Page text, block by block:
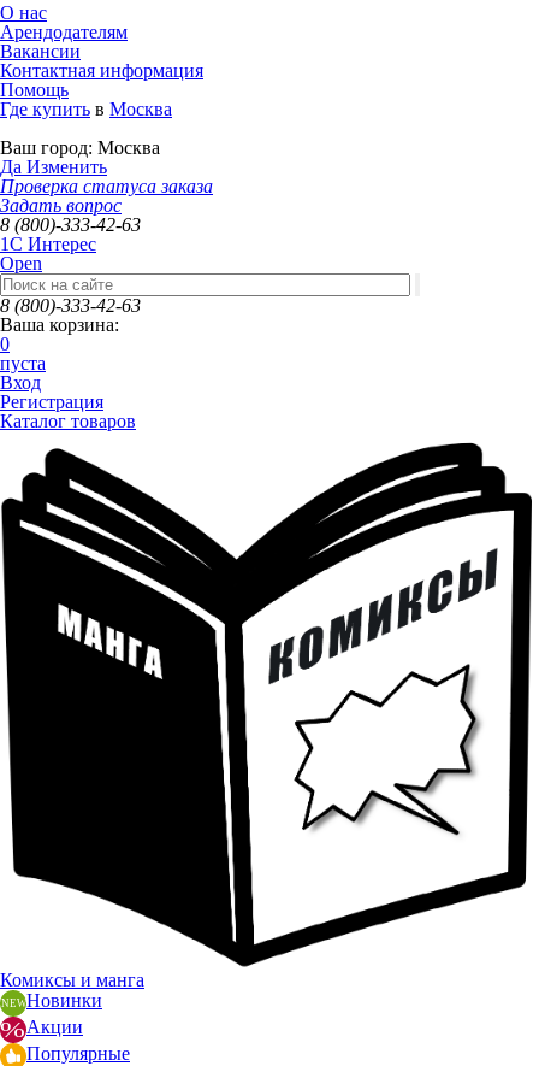
О нас
Арендодателям
Вакансии
Контактная информация
Помощь
Где купить в Москва
Ваш город: Москва
Да Изменить
Проверка статуса заказа
Задать вопрос
8 (800)-333-42-63
1C Интерес
Open
8 (800)-333-42-63
Ваша корзина:
0
пуста
Вход
Регистрация
Каталог товаров
Комиксы и манга
Новинки
Акции
Популярные